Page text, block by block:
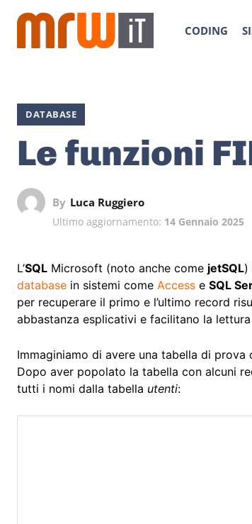
CODING
DATABASE
Le funzioni
By Luca Ruggiero
Ultimo aggiornamento: 14 Gennaio 2025
L’SQL Microsoft (noto anche come jetSQL)
database in sistemi come Access e SQL
per recuperare il primo e l’ultimo record
abbastanza esplicativi e facilitano la
Immaginiamo di avere una tabella di prova
Dopo aver popolato la tabella con alcuni
tutti i nomi dalla tabella utenti: